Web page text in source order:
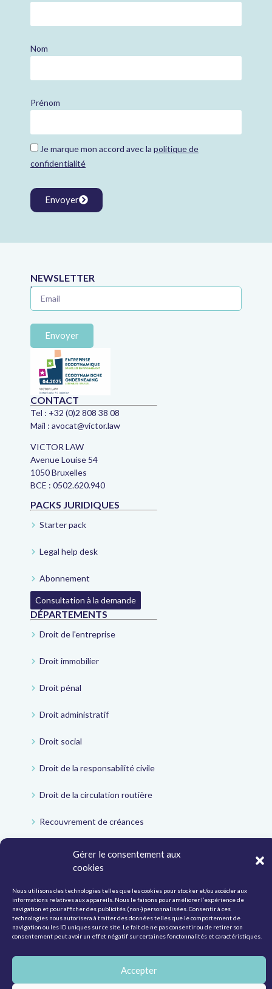
Gérer le consentement aux
cookies
Nous utilisons des technologies telles que les cookies pour stocker et/ou accéder aux
informations relatives aux appareils. Nous le faisons pour améliorer l’expérience de
navigation et pour afficher des publicités (non-)personnalisées. Consentir à ces
technologies nous autorisera à traiter des données telles que le comportement de
navigation ou les ID uniques sur ce site. Le fait de ne pas consentir ou de retirer son
consentement peut avoir un effet négatif sur certaines fonctonnalités et caractéristiques.
Accepter
Nom
Prénom
Je marque mon accord avec la politique de
confidentialité
Envoyer
NEWSLETTER
Ne manquez plus aucune astuce juridique !
Envoyer
CONTACT
Tel : +32 (0)2 808 38 08
Mail : avocat@victor.law
VICTOR LAW
Avenue Louise 54
1050 Bruxelles
BCE : 0502.620.940
PACKS JURIDIQUES
Starter pack
Legal help desk
Abonnement
Consultation à la demande
DÉPARTEMENTS
Droit de l'entreprise
Droit immobilier
Droit pénal
Droit administratif
Droit social
Droit de la responsabilité civile
Droit de la circulation routière
Recouvrement de créances